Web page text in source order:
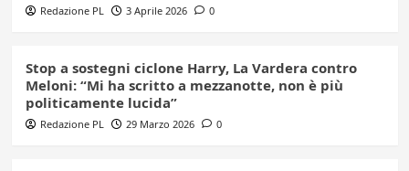
Redazione PL 3 Aprile 2026 0
Stop a sostegni ciclone Harry, La Vardera contro
Meloni: “Mi ha scritto a mezzanotte, non è più
politicamente lucida”
Redazione PL 29 Marzo 2026 0